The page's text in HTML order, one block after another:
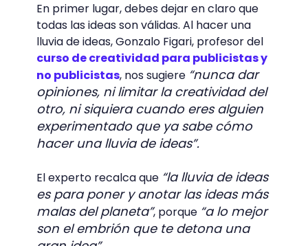
En primer lugar, debes dejar en claro que
todas las ideas son válidas. Al hacer una
lluvia de ideas, Gonzalo Figari, profesor del
curso de creatividad para publicistas y
no publicistas, nos sugiere “nunca dar
opiniones, ni limitar la creatividad del
otro, ni siquiera cuando eres alguien
experimentado que ya sabe cómo
hacer una lluvia de ideas”.
El experto recalca que “la lluvia de ideas
es para poner y anotar las ideas más
malas del planeta”, porque “a lo mejor
son el embrión que te detona una